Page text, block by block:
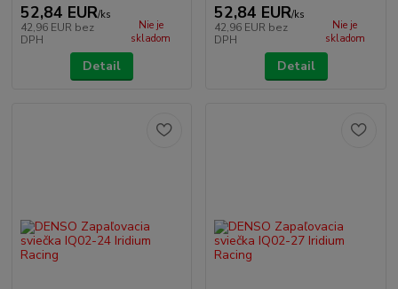
52,84 EUR/ks
42,96 EUR bez
DPH
Nie je
skladom
Detail
52,84 EUR/ks
42,96 EUR bez
DPH
Nie je
skladom
Detail